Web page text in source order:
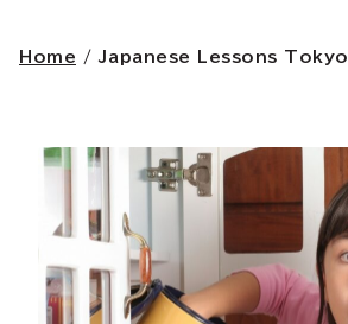
Home /Japanese Lessons Tokyo